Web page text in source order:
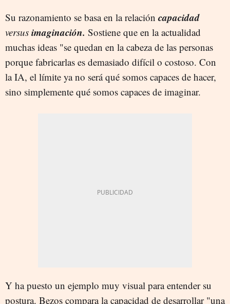
Su razonamiento se basa en la relación capacidad
versus imaginación. Sostiene que en la actualidad
muchas ideas "se quedan en la cabeza de las personas
porque fabricarlas es demasiado difícil o costoso. Con
la IA, el límite ya no será qué somos capaces de hacer,
sino simplemente qué somos capaces de imaginar.
Y ha puesto un ejemplo muy visual para entender su
postura. Bezos compara la capacidad de desarrollar "una